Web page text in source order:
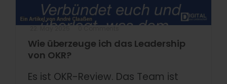
Wie überzeuge ich das Leadership
von OKR?
Es ist OKR-Review. Das Team ist